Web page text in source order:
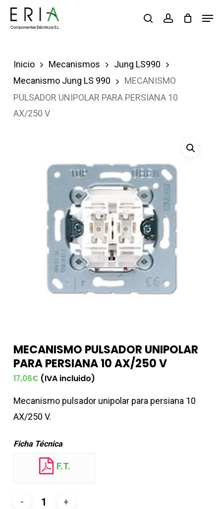
Saltar
buscaraccount
Inicio Mecanismos
Jung LS990
Mecanismo Jung LS 990
MECANISMO
PULSADOR UNIPOLAR PARA PERSIANA 10
AX/250 V
MECANISMO PULSADOR UNIPOLAR
PARA PERSIANA 10 AX/250 V
17,06€ (IVA incluido)
Mecanismo pulsador unipolar para persiana 10
AX/250 V.
Ficha Técnica
F.T.